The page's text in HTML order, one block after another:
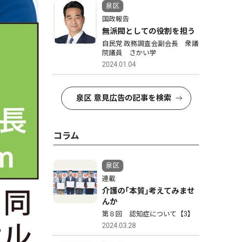
泉区
国政報告
無派閥としての役割を担う
自民党 政務調査会副会長 衆議
院議員 さかい学
2024.01.04
泉区 意見広告の記事を検索
コラム
泉区
連載
介護の｢本質｣考えてみませ
んか
第８回 認知症について【3】
2024.03.28